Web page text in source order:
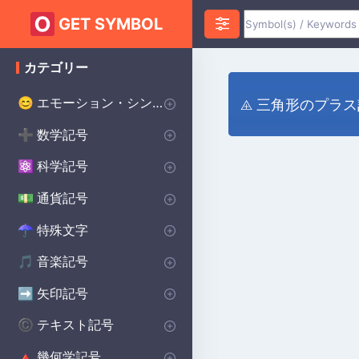
GET SYMBOL
⨹ 三角形のプラ
カテゴリー
😊 エモーション・シンボル
♥ ハートのシンボル
❤️ 愛のシンボル
😡 怒りのシンボル
😰 不安のシンボル
😀 ハッピーシンボル
😰 悲しいシンボル
😲 サプライズシンボル
😨 恐怖のシンボル
😊 スマイリーシンボル
💌 誓いのシンボル
🔴 幸運のシンボル
➕ 数学記号
♾️ インフィニティ・シンボル
∑ 代数記号
⌀ 幾何学記号
π 円周率記号
Δ デルタ記号
√ 平方根記号
α アルファシンボル
> より大きい記号
< より小さい記号
Σ シグマシンボル
± プラスマイナス記号
÷ 除算記号
λ ラムダ記号
P(A)統計記号
∑ 合計記号
⚛️ 科学記号
Ac 化学記号
β 物理記号
Θ シータ記号
° 度記号
Ω オメガシンボル
⚯ 生物学の記号
💵 通貨記号
$ 世界の主要通貨
¢ セント記号
£ ポンド通貨記号
¥ 日本円 通貨記号
☂︎ 特殊文字
: 句読点
⚜ 装飾的なシンボル
• ドット記号
☮️ プリンスシンボル
⚔️ ベルセルクのシンボル
⚔️ バイキングのシンボル
🔨 溶接記号
🏫 学校のシンボル
⭐ スター・ウォーズのシンボル
ॐ ヒンドゥー教のシンボル
☯️ 異教のシンボル
🎵 音楽記号
♩ 備考 記号
♯ 記号
🎵 休符記号
🎼 音楽記号を繰り返す
➡️ 矢印記号
➡️ 方向矢印
↓ 下矢印記号
→ 右矢印記号
↑ 上矢印記号
^ キャレット矢印記号
©️ テキスト記号
©️ 著作権シンボル
♀ 女性のシンボル
❤️ 美的シンボル
♂ 男性のシンボル
🦇 バットマンのシンボル
Ⓐ 無政府主義のシンボル
✝️ 十字のシンボル
¶ 段落記号
🚗 車のシンボル
🧩 自閉症のシンボル
☘️ ケルトのシンボル
🍽️ 食器洗い機の記号
🔮 ハリー・ポッターのシンボル
🔨 北欧のシンボル
🐉 保護シンボル